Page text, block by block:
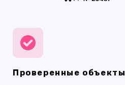
Проверенные объекты